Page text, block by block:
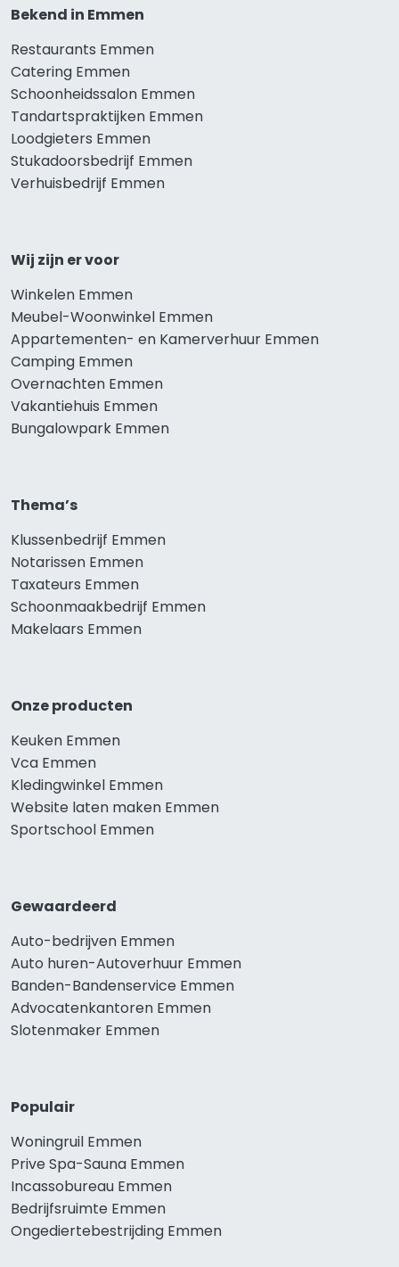
Bekend in Emmen
Restaurants Emmen
Catering Emmen
Schoonheidssalon Emmen
Tandartspraktijken Emmen
Loodgieters Emmen
Stukadoorsbedrijf Emmen
Verhuisbedrijf Emmen
Wij zijn er voor
Winkelen Emmen
Meubel-Woonwinkel Emmen
Appartementen- en Kamerverhuur Emmen
Camping Emmen
Overnachten Emmen
Vakantiehuis Emmen
Bungalowpark Emmen
Thema’s
Klussenbedrijf Emmen
Notarissen Emmen
Taxateurs Emmen
Schoonmaakbedrijf Emmen
Makelaars Emmen
Onze producten
Keuken Emmen
Vca Emmen
Kledingwinkel Emmen
Website laten maken Emmen
Sportschool Emmen
Gewaardeerd
Auto-bedrijven Emmen
Auto huren-Autoverhuur Emmen
Banden-Bandenservice Emmen
Advocatenkantoren Emmen
Slotenmaker Emmen
Populair
Woningruil Emmen
Prive Spa-Sauna Emmen
Incassobureau Emmen
Bedrijfsruimte Emmen
Ongediertebestrijding Emmen